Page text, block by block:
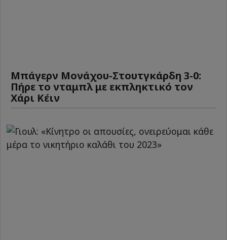
Μπάγερν Μονάχου-Στουτγκάρδη 3-0:
Πήρε το νταμπλ με εκπληκτικό τον
Χάρι Κέιν